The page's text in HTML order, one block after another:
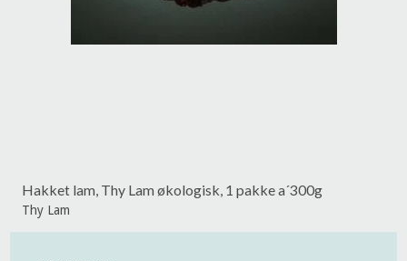
Hakket lam, Thy Lam økologisk, 1 pakke a´300g
Thy Lam